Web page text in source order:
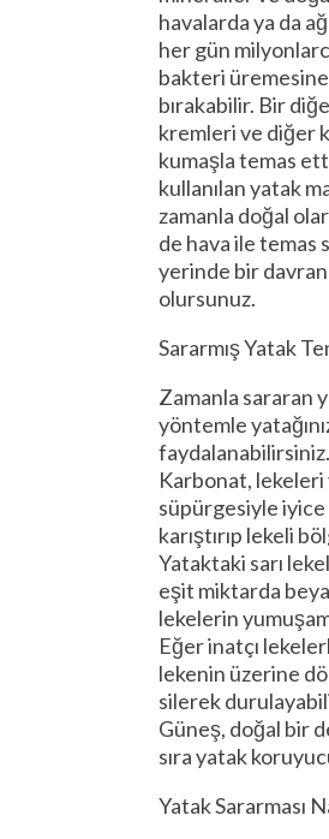
havalarda ya da
her gün
bakteri
bırakabilir. Bir
kremleri ve diğer
kumaşla temas
kullanılan yatak
zamanla doğal
de hava ile temas
yerinde bir
olursunuz.
Sararmış Yatak
Zamanla sararan
yöntemle
Karbonat, lekeleri
süpürgesiyle
karıştırıp lekeli
Yataktaki sarı
eşit miktarda
lekelerin
Eğer inatçı
lekenin üzerine
silerek
Güneş, doğal bir
sıra yatak
Yatak Sararması